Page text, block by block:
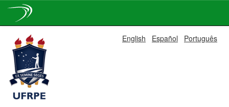
navigation
English Español Português